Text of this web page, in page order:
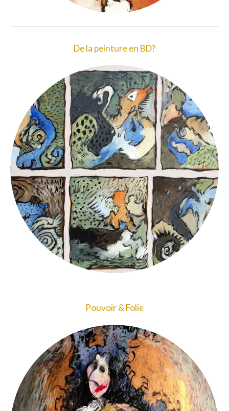
De la peinture en BD?
Pouvoir & Folie